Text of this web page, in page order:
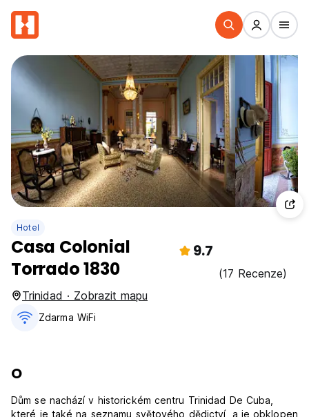
Hotel
Casa Colonial
Torrado 1830
9.7
(17 Recenze)
Trinidad · Zobrazit mapu
Zdarma WiFi
O
Dům se nachází v historickém centru Trinidad De Cuba,
které je také na seznamu světového dědictví, a je obklopen